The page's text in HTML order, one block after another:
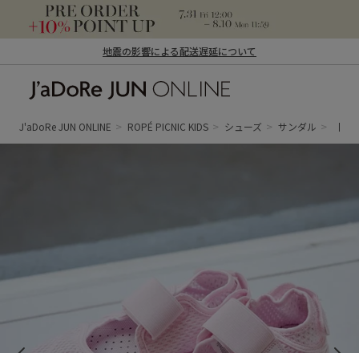
地震の影響による配送遅延について
ン オンライン）
J'aDoRe JUN ONLINE ROPÉ PICNIC KIDS シューズ サンダル 【